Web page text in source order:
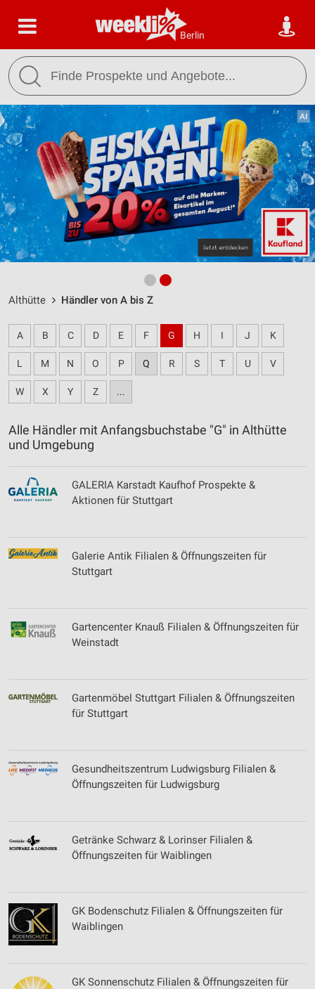
Berlin
Althütte Händler von A bis Z
A B C D E F G H I J K
L M N O P Q R S T U V
W X Y Z ...
Alle Händler mit Anfangsbuchstabe "G" in Althütte
und Umgebung
GALERIA Karstadt Kaufhof Prospekte &
Aktionen für Stuttgart
Galerie Antik Filialen & Öffnungszeiten für
Stuttgart
Gartencenter Knauß Filialen & Öffnungszeiten für
Weinstadt
Gartenmöbel Stuttgart Filialen & Öffnungszeiten
für Stuttgart
Gesundheitszentrum Ludwigsburg Filialen &
Öffnungszeiten für Ludwigsburg
Getränke Schwarz & Lorinser Filialen &
Öffnungszeiten für Waiblingen
GK Bodenschutz Filialen & Öffnungszeiten für
Waiblingen
GK Sonnenschutz Filialen & Öffnungszeiten für